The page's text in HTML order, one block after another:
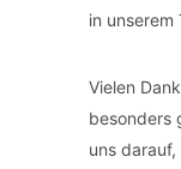
in
Vielen
besonders
uns